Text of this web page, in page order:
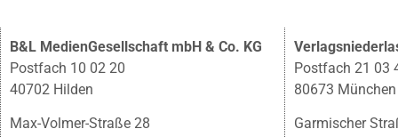
B&L MedienGesellschaft mbH & Co. KG
Postfach 10 02 20
40702 Hilden
Max-Volmer-Straße 28
Postfach 21 03
80673 München
Garmischer